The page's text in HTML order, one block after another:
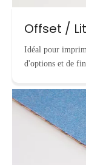
Offset /
Idéal pour
d'options et de